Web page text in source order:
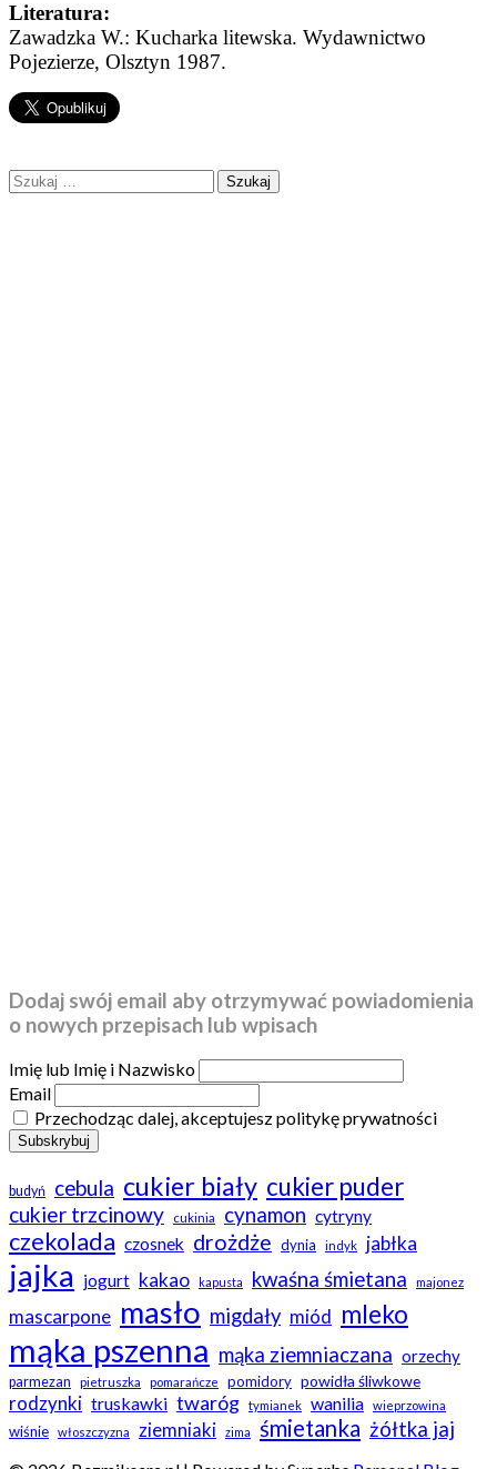
Literatura:
Zawadzka W.: Kucharka litewska. Wydawnictwo
Pojezierze, Olsztyn 1987.
Szukaj:
Dodaj swój email aby otrzymywać powiadomienia
o nowych przepisach lub wpisach
Imię lub Imię i Nazwisko
Email
Przechodząc dalej, akceptujesz politykę prywatności
budyń cebula cukier biały cukier puder
cukier trzcinowy cukinia cynamon cytryny
czekolada czosnek drożdże dynia indyk jabłka
jajka jogurt kakao kapusta kwaśna śmietana majonez
mascarpone masło migdały miód mleko
mąka pszenna mąka ziemniaczana orzechy
parmezan pietruszka pomarańcze pomidory powidła śliwkowe
rodzynki truskawki twaróg tymianek wanilia wieprzowina
wiśnie włoszczyzna ziemniaki zima śmietanka żółtka jaj